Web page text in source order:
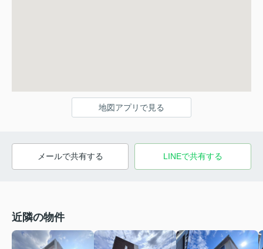
地図アプリで見る
メールで共有する LINEで共有する
近隣の物件